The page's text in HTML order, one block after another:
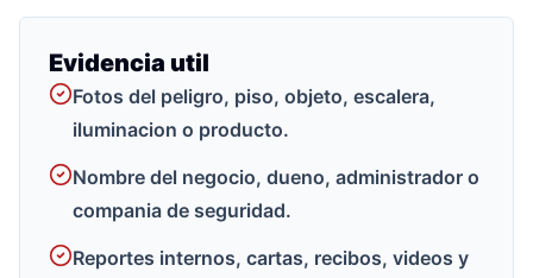
Evidencia util
Fotos del peligro, piso, objeto, escalera,
iluminacion o producto.
Nombre del negocio, dueno, administrador o
compania de seguridad.
Reportes internos, cartas, recibos, videos y